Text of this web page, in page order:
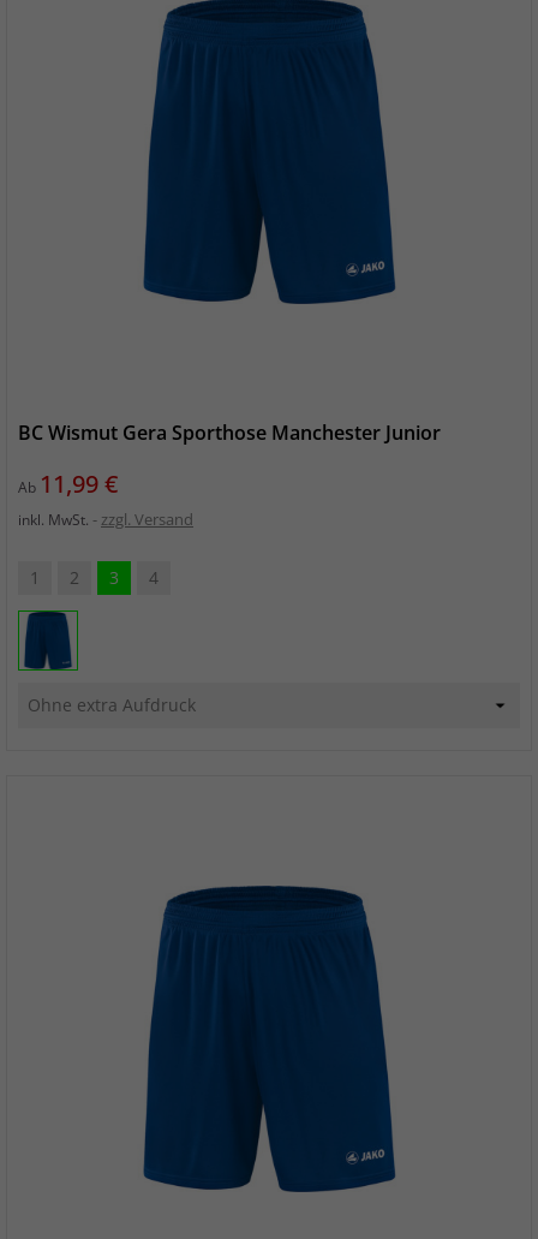
BC Wismut Gera Sporthose Manchester Junior
Ab Preis
11,99 €
inkl. MwSt. zzgl. Versand
1 2 3 4